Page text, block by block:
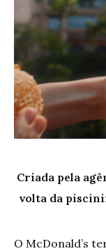
Criada pela
volta da
O McDonald’s